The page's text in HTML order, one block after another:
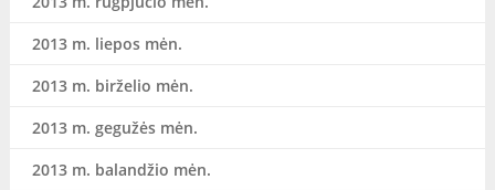
2013 m. liepos mėn.
2013 m. birželio mėn.
2013 m. gegužės mėn.
2013 m. balandžio mėn.